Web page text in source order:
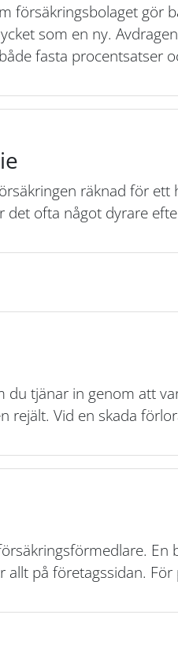
försäkringsbolaget gör
som en ny.
fasta procentsatser
räknad för
det ofta något dyrare
du tjänar in genom att
rejält. Vid en skada
allt på företagssidan.